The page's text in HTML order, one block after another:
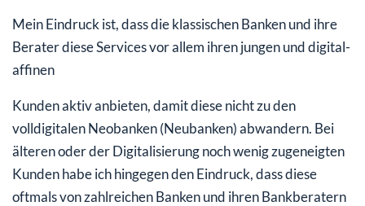
Mein Eindruck ist, dass die klassischen Banken und ihre
Berater diese Services vor allem ihren jungen und digital-
affinen
Kunden aktiv anbieten, damit diese nicht zu den
volldigitalen Neobanken (Neubanken) abwandern. Bei
älteren oder der Digitalisierung noch wenig zugeneigten
Kunden habe ich hingegen den Eindruck, dass diese
oftmals von zahlreichen Banken und ihren Bankberatern